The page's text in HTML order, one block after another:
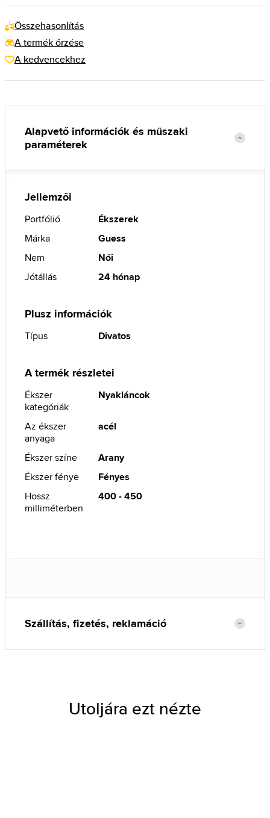
Összehasonlítás
A termék őrzése
A kedvencekhez
Alapvető információk és műszaki
paraméterek
Jellemzői
Portfólió
Ékszerek
Márka
Guess
Nem
Női
Jótállás
24 hónap
Plusz információk
Típus Divatos
A termék részletei
Ékszer
kategóriák
Nyakláncok
Az ékszer
anyaga
acél
Ékszer színe
Arany
Ékszer fénye
Fényes
Hossz
milliméterben
400 - 450
Szállítás, fizetés, reklamáció
Utoljára ezt nézte